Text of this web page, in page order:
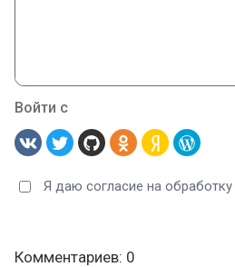
Войти с
Я даю согласие на обработку
Комментариев: 0